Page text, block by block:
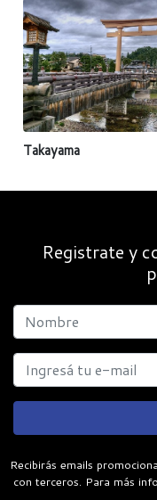
Takayama
Registrate y
Recibirás emails
con terceros. Para más